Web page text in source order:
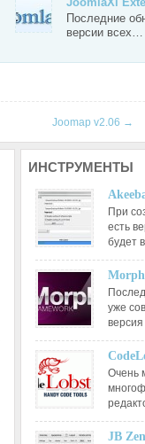
Последние
версии всех…
Joomap v2.06 →
ИНСТРУМЕНТЫ
При
есть
будет
уже
Очень
JB